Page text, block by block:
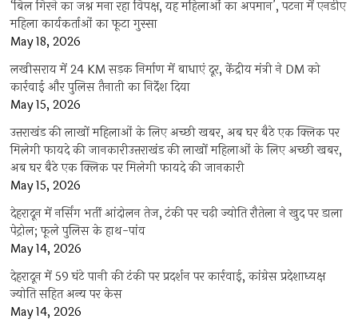
‘बिल गिरने का जश्न मना रहा विपक्ष, यह महिलाओं का अपमान’, पटना में एनडीए
महिला कार्यकर्ताओं का फूटा गुस्सा
May 18, 2026
लखीसराय में 24 KM सड़क निर्माण में बाधाएं दूर, केंद्रीय मंत्री ने DM को
कार्रवाई और पुलिस तैनाती का निर्देश दिया
May 15, 2026
उत्तराखंड की लाखों महिलाओं के लिए अच्छी खबर, अब घर बैठे एक क्लिक पर
मिलेगी फायदे की जानकारीउत्तराखंड की लाखों महिलाओं के लिए अच्छी खबर,
अब घर बैठे एक क्लिक पर मिलेगी फायदे की जानकारी
May 15, 2026
देहरादून में नर्सिंग भर्ती आंदोलन तेज, टंकी पर चढ़ी ज्योति रौतेला ने खुद पर डाला
पेट्रोल; फूले पुलिस के हाथ-पांव
May 14, 2026
देहरादून में 59 घंटे पानी की टंकी पर प्रदर्शन पर कार्रवाई, कांग्रेस प्रदेशाध्यक्ष
ज्योति सहित अन्य पर केस
May 14, 2026